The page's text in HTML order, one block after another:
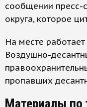
сообщении
округа, которое
На месте
Воздушно-
пропавших
Материалы по